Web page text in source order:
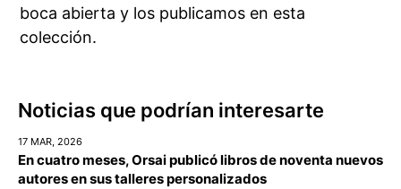
boca abierta y los publicamos en esta
colección.
Noticias que podrían interesarte
17 MAR, 2026
En cuatro meses, Orsai publicó libros de noventa nuevos
autores en sus talleres personalizados